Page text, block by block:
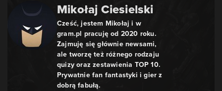
Mikołaj Ciesielski
Cześć, jestem Mikołaj i w
gram.pl pracuję od 2020 roku.
Zajmuję się głównie newsami,
ale tworzę też różnego rodzaju
quizy oraz zestawienia TOP 10.
Prywatnie fan fantastyki i gier z
dobrą fabułą.